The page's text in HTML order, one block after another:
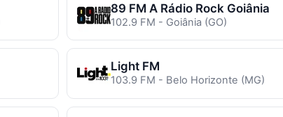
89 FM A Rádio Rock Goiânia
102.9 FM - Goiânia (GO)
Light FM
103.9 FM - Belo Horizonte (MG)